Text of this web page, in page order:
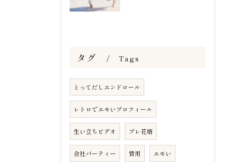
タグ Tags
とってだしエンドロール
レトロでエモいプロフィール
生い立ちビデオ プレ花婿
会社パーティー 費用 エモい